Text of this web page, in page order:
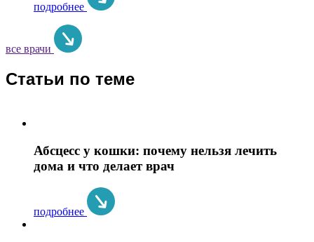
подробнее
все врачи
Статьи по теме
Абсцесс у кошки: почему нельзя лечить
дома и что делает врач
подробнее